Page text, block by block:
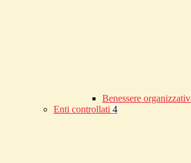
Benessere
Enti controllati 4